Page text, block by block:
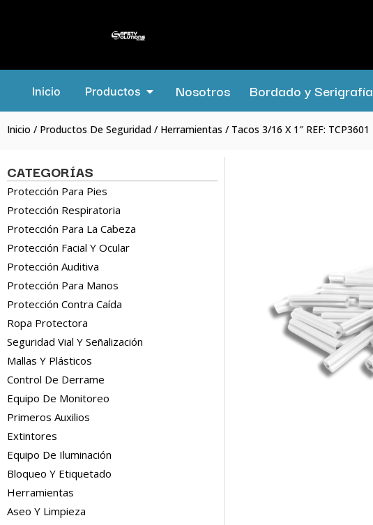
Inicio Productos Nosotros Bordado y Serigrafía
Inicio / Productos De Seguridad / Herramientas / Tacos 3/16 X 1″ REF: TCP3601
CATEGORÍAS
Protección Para Pies
Protección Respiratoria
Protección Para La Cabeza
Protección Facial Y Ocular
Protección Auditiva
Protección Para Manos
Protección Contra Caída
Ropa Protectora
Seguridad Vial Y Señalización
Mallas Y Plásticos
Control De Derrame
Equipo De Monitoreo
Primeros Auxilios
Extintores
Equipo De Iluminación
Bloqueo Y Etiquetado
Herramientas
Aseo Y Limpieza